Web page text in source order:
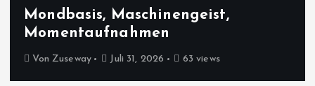
Mondbasis, Maschinengeist,
Momentaufnahmen
Von Zuseway Juli 31, 2026 63 views